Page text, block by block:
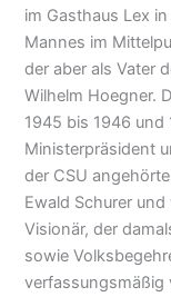
im Gasthaus Lex
Mannes im
der aber als Vater
Wilhelm Hoegner.
1945 bis 1946 und
Ministerpräsident
der CSU
Ewald Schurer
Visionär, der
sowie
verfassungsmäßig